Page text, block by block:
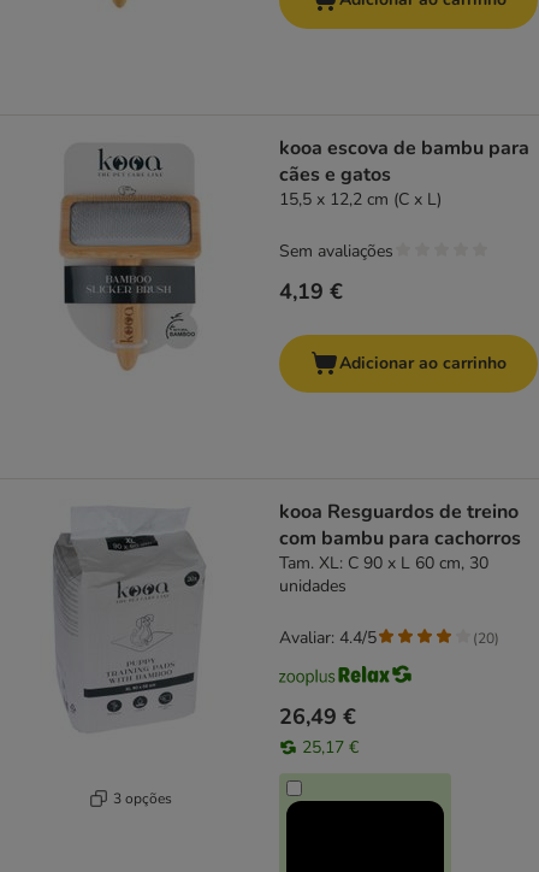
kooa escova de bambu para
cães e gatos
15,5 x 12,2 cm (C x L)
4,19 €
Sem avaliações
Adicionar ao carrinho
3 opções
kooa Resguardos de treino
com bambu para cachorros
Tam. XL: C 90 x L 60 cm, 30
unidades
26,49 €
25,17 €
Avaliar: 4.4/5 (20)